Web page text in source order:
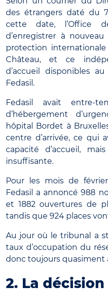
des étrangers daté du
cette date, l’Office
d’enregistrer à
protection
Château, et ce
d’accueil disponibles
Fedasil.
Fedasil avait entre-
d’hébergement
hôpital Bordet à
centre d’arrivée, ce qui
capacité d’accueil,
insuffisante.
Pour les mois de
Fedasil a annoncé 988
et 1882 ouvertures de
tandis que 924 places
Au jour où le tribunal a
taux d’occupation du
donc toujours quasiment
2. La